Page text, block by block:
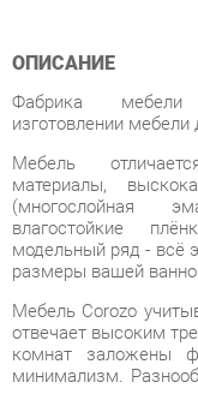
материалы,
(многослойная
модельный ряд - всё
размеры вашей
Мебель Corozo
отвечает высоким
комнат заложены
минимализм.
подходящее под ваш
Фабрика
комнат от
дизайне